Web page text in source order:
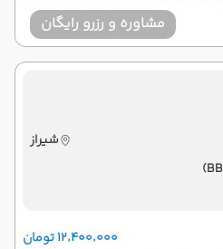
مشاوره و رزرو رایگان
شیراز
۱۲٬۴۰۰٬۰۰۰ تومان